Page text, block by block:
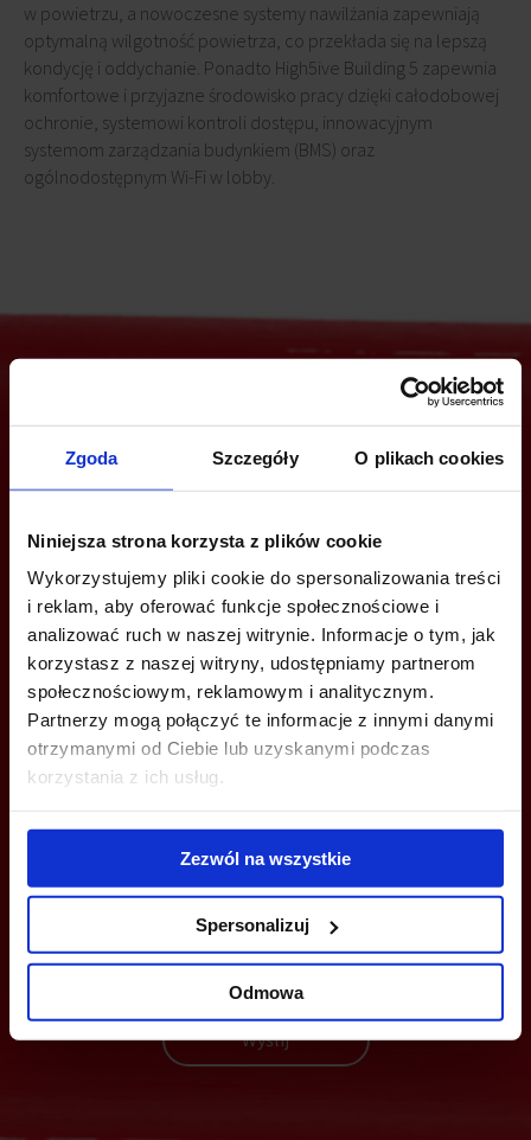
Zgoda Szczegóły O plikach cookies
Niniejsza strona korzysta z plików cookie
Wykorzystujemy pliki cookie do spersonalizowania treści
i reklam, aby oferować funkcje społecznościowe i
analizować ruch w naszej witrynie. Informacje o tym, jak
korzystasz z naszej witryny, udostępniamy partnerom
społecznościowym, reklamowym i analitycznym.
Partnerzy mogą połączyć te informacje z innymi danymi
otrzymanymi od Ciebie lub uzyskanymi podczas
korzystania z ich usług.
Zezwól na wszystkie
Spersonalizuj
Odmowa
w powietrzu, a nowoczesne systemy nawilżania zapewniają
optymalną wilgotność powietrza, co przekłada się na lepszą
kondycję i oddychanie. Ponadto High5ive Building 5 zapewnia
komfortowe i przyjazne środowisko pracy dzięki całodobowej
ochronie, systemowi kontroli dostępu, innowacyjnym
systemom zarządzania budynkiem (BMS) oraz
ogólnodostępnym Wi-Fi w lobby.
Jesteś zainteresowany tą ofertą?
ZADZWOŃ I DOWIEDZ SIĘ WIĘCEJ
+48 12 294 94 30
krakow@bazabiur.pl
Wyślij